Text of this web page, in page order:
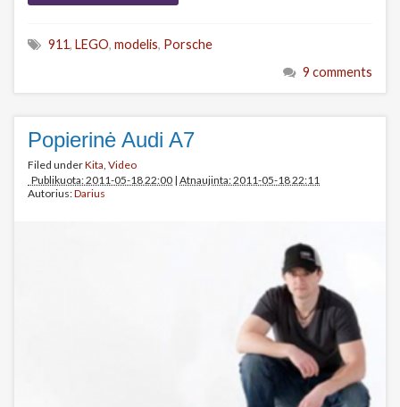
911, LEGO, modelis, Porsche
9 comments
Popierinė Audi A7
Filed underKita, Video
Publikuota: 2011-05-18 22:00 | Atnaujinta: 2011-05-18 22:11
Autorius:Darius